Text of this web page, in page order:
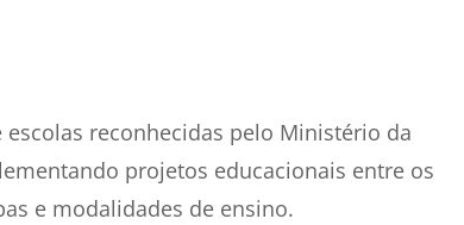
reconhecidas pelo Ministério da
projetos educacionais entre os
e modalidades de ensino.